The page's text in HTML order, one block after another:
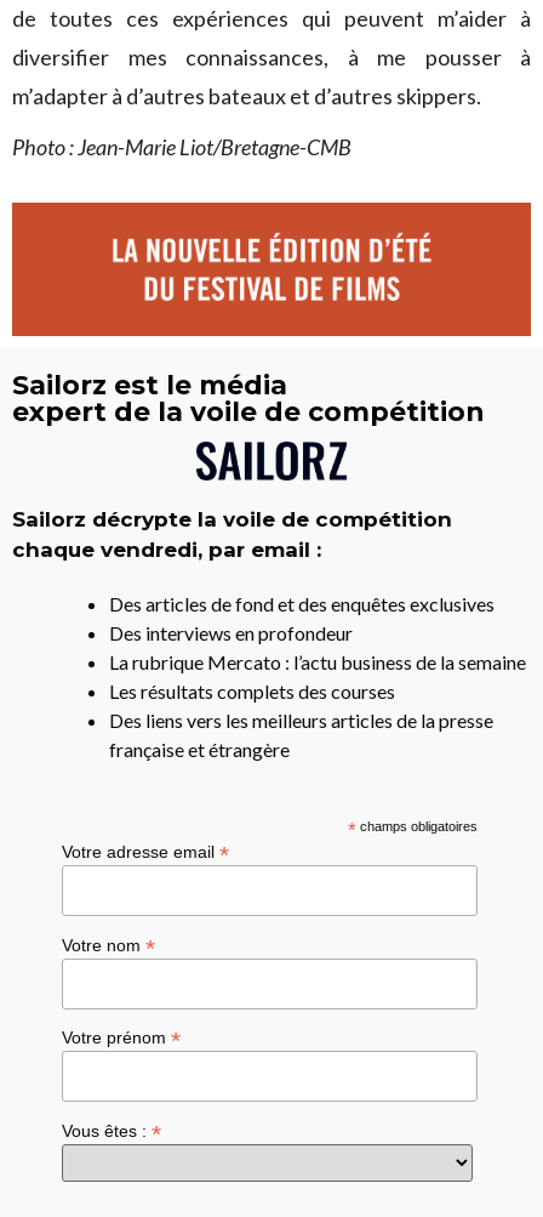
de toutes ces expériences qui peuvent m’aider à
diversifier mes connaissances, à me pousser à
m’adapter à d’autres bateaux et d’autres skippers.
Photo : Jean-Marie Liot/Bretagne-CMB
Sailorz est le média
expert de la voile de compétition
Sailorz décrypte la voile de compétition
chaque vendredi, par email :
Des articles de fond et des enquêtes exclusives
Des interviews en profondeur
La rubrique Mercato : l’actu business de la semaine
Les résultats complets des courses
Des liens vers les meilleurs articles de la presse
française et étrangère
*champs obligatoires
Votre adresse email*
Votre nom*
Votre prénom*
Vous êtes :*